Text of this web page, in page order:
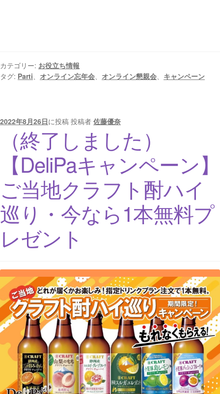
カテゴリー: お役立ち情報
タグ: Parti、 オンライン忘年会、 オンライン懇親会、 キャンペーン
2022年8月26日に投稿 投稿者 佐藤優奈
（終了しました）
【DeliPaキャンペーン】
ご当地クラフト酎ハイ
巡り・今なら1本無料プ
レゼント